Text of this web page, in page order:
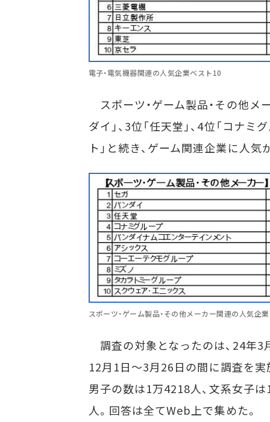
電子・電気機器関連の人気企業ベスト10
スポーツ・ゲーム製品・その他メ
ダイ」、3位「任天堂」、4位「コナ
ト」と続き、ゲーム関連企業に人気
スポーツ・ゲーム製品・その他メーカー関連の人気企
調査の対象となったのは、24年3
12月1日～3月26日の間に調査を
男子の数は1万4218人、文系女子
人。回答は全てWeb上で集めた。